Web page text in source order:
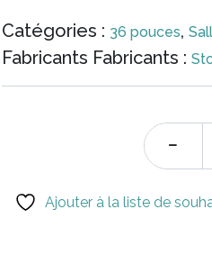
Catégories : 36 pouces,
Fabricants Fabricants :
Ajouter à la liste de